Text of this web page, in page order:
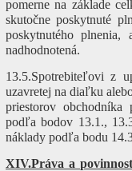
pomerne na základe
skutočne poskytnuté
poskytnutého
nadhodnotená.
13.5.Spotrebiteľovi z
uzavretej na diaľku
priestorov
podľa bodov 13.1.,
náklady podľa bodu
XIV.Práva a